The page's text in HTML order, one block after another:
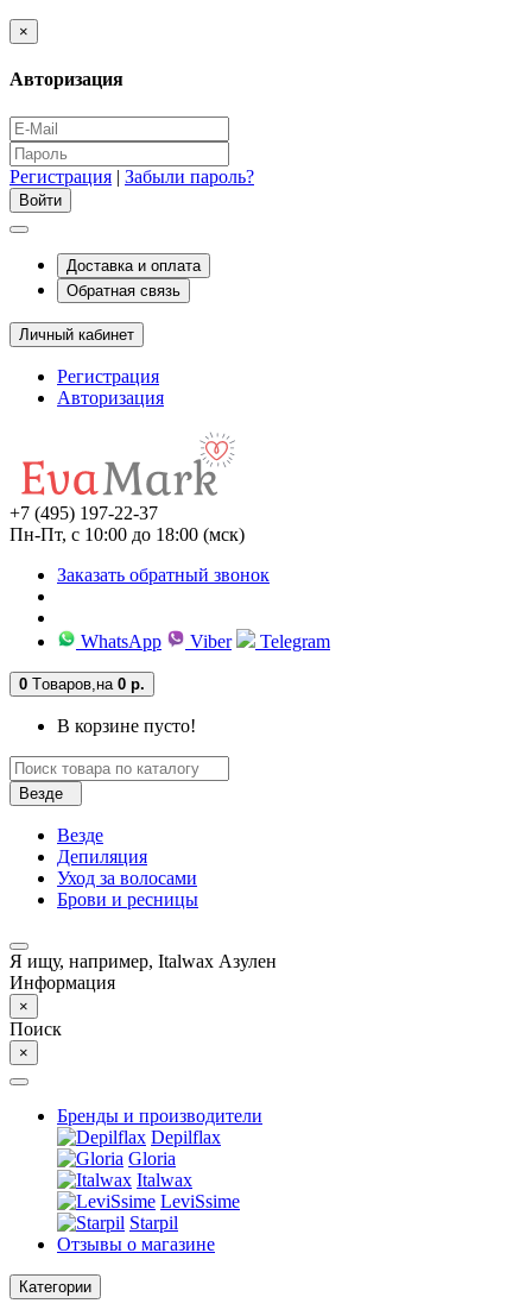
×
Авторизация
Регистрация | Забыли пароль?
Доставка и оплата
Обратная связь
Личный кабинет
Регистрация
Авторизация
+7 (495) 197-22-37
Пн-Пт, с 10:00 до 18:00 (мск)
Заказать обратный звонок
WhatsApp Viber Telegram
0 Tоваров, на 0 р.
В корзине пусто!
Везде
Везде
Депиляция
Уход за волосами
Брови и ресницы
Я ищу, например, Italwax Азулен
Информация
×
Поиск
×
Бренды и производители
Depilflax
Gloria
Italwax
LeviSsime
Starpil
Отзывы о магазине
Категории